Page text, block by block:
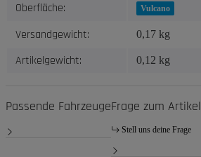
Oberfläche: Vulcano
Versandgewicht: 0,17 kg
Artikelgewicht: 0,12 kg
Passende FahrzeugeFrage zum Artikel
Stell uns deine Frage